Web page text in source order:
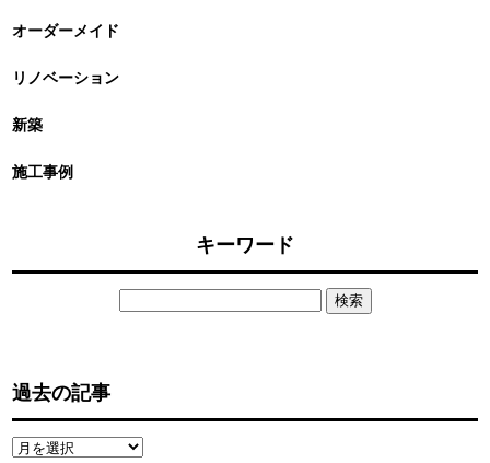
オーダーメイド
リノベーション
新築
施工事例
キーワード
過去の記事
過